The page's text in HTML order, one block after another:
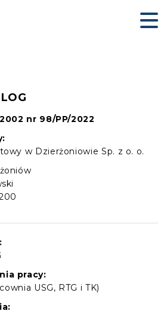
nr 98/PP/2022
w Dzierżoniowie Sp. z o. o.
pracy:
USG, RTG i TK)